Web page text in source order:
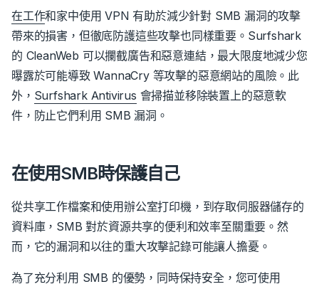
在工作和家中使用 VPN 有助於減少針對 SMB 漏洞的攻擊
帶來的損害，但徹底防護這些攻擊也同樣重要。 Surfshark
的 CleanWeb 可以攔截廣告和惡意連結，最大限度地減少您
曝露於可能導致 WannaCry 等攻擊的惡意網站的風險。此
外， Surfshark Antivirus 會掃描並移除裝置上的惡意軟
件，防止它們利用 SMB 漏洞。
在使用SMB時保護自己
從共享工作檔案和使用辦公室打印機，到存取伺服器儲存的
資料庫，SMB 對於資源共享的便利和效率至關重要。然
而，它的漏洞和以往的重大攻擊記錄可能讓人擔憂。
為了充分利用 SMB 的優勢，同時保持安全，您可使用